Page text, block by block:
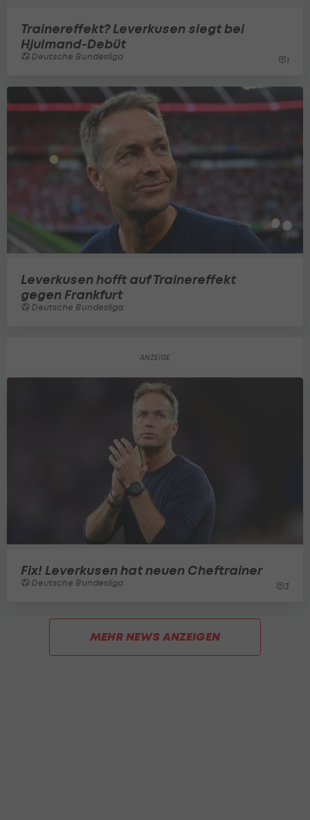
Trainereffekt? Leverkusen siegt bei
Hjulmand-Debüt
Deutsche Bundesliga 1
Leverkusen hofft auf Trainereffekt
gegen Frankfurt
Deutsche Bundesliga
Fix! Leverkusen hat neuen Cheftrainer
Deutsche Bundesliga 3
MEHR NEWS ANZEIGEN